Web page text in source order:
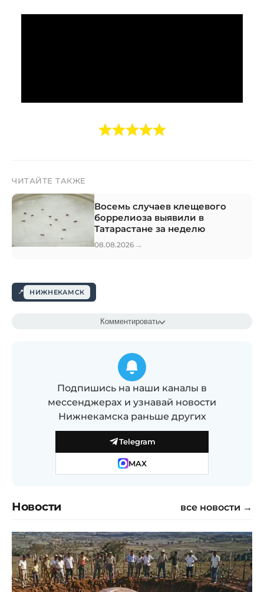
ЧИТАЙТЕ ТАКЖЕ
Восемь случаев клещевого
боррелиоза выявили в
Татарастане за неделю
08.08.2026 →
НИЖНЕКАМСК
Комментировать
Подпишись на наши каналы в
мессенджерах и узнавай новости
Нижнекамска раньше других
Telegram
MAX
Новости все новости →